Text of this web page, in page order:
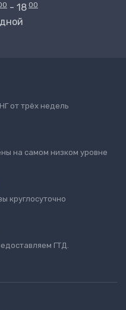
- 18 00
от трёх недель
на самом низком уровне
круглосуточно
ГТД.